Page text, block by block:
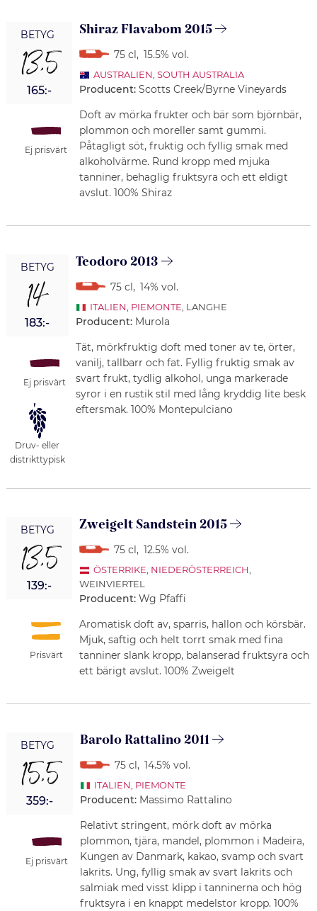
BETYG
13,5
165:-
Ej prisvärt
Shiraz Flavabom 2015
75 cl, 15.5% vol.
AUSTRALIEN SOUTH AUSTRALIA
Producent: Scotts Creek/Byrne Vineyards
Doft av mörka frukter och bär som björnbär,
plommon och moreller samt gummi.
Påtagligt söt, fruktig och fyllig smak med
alkoholvärme. Rund kropp med mjuka
tanniner, behaglig fruktsyra och ett eldigt
avslut. 100% Shiraz
BETYG
14
183:-
Ej prisvärt
Druv- eller
distrikttypisk
Teodoro 2013
75 cl, 14% vol.
ITALIEN PIEMONTE , LANGHE
Producent: Murola
Tät, mörkfruktig doft med toner av te, örter,
vanilj, tallbarr och fat. Fyllig fruktig smak av
svart frukt, tydlig alkohol, unga markerade
syror i en rustik stil med lång kryddig lite besk
eftersmak. 100% Montepulciano
BETYG
13,5
139:-
Prisvärt
Zweigelt Sandstein 2015
75 cl , 12.5% vol.
ÖSTERRIKE, NIEDERÖSTERREICH,
WEINVIERTEL
Producent: Wg Pfaffi
Aromatisk doft av, sparris, hallon och körsbär.
Mjuk, saftig och helt torrt smak med fina
tanniner slank kropp, balanserad fruktsyra och
ett bärigt avslut. 100% Zweigelt
BETYG
15,5
359:-
Ej prisvärt
Barolo Rattalino 2011
75 cl , 14.5% vol.
ITALIEN, PIEMONTE
Producent: Massimo Rattalino
Relativt stringent, mörk doft av mörka
plommon, tjära, mandel, plommon i Madeira,
Kungen av Danmark, kakao, svamp och svart
lakrits. Ung, fyllig smak av svart lakrits och
salmiak med visst klipp i tanninerna och hög
fruktsyra i en knappt medelstor kropp. 100%